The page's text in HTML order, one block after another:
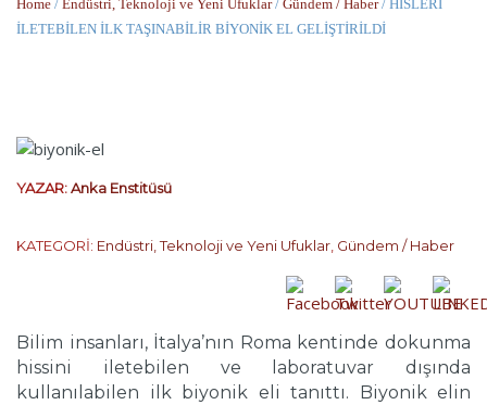
Home / Endüstri, Teknoloji ve Yeni Ufuklar/ Gündem / Haber/ HİSLERİ
İLETEBİLEN İLK TAŞINABİLİR BİYONİK EL GELİŞTİRİLDİ
YAZAR:Anka Enstitüsü
KATEGORİ: Endüstri, Teknoloji ve Yeni Ufuklar, Gündem / Haber
Bilim insanları, İtalya’nın Roma kentinde dokunma
hissini iletebilen ve laboratuvar dışında
kullanılabilen ilk biyonik eli tanıttı. Biyonik elin